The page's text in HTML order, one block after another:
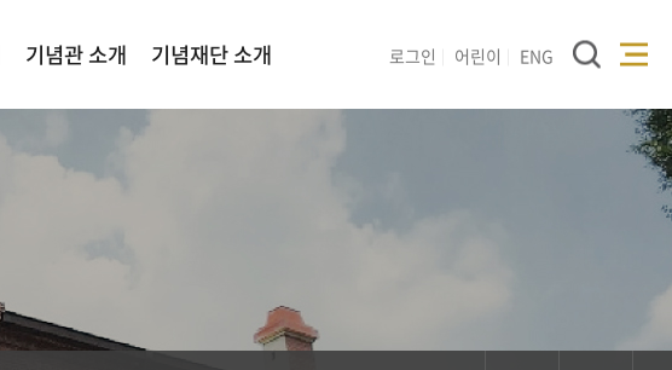
기념관 소개 기념재단 소개 로그인 어린이 ENG
검색
사이트맵